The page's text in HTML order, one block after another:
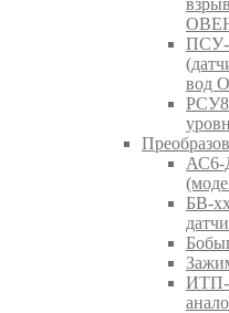
ПСУ-
вод
АС6-
БВ-
ИТП-